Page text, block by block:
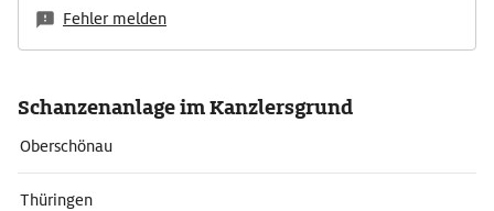
Fehler melden
Schanzenanlage im Kanzlersgrund
Oberschönau
Thüringen